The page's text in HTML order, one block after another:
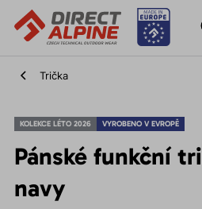
Trička
KOLEKCE LÉTO 2026 VYROBENO V EVROPĚ
Pánské funkční
navy